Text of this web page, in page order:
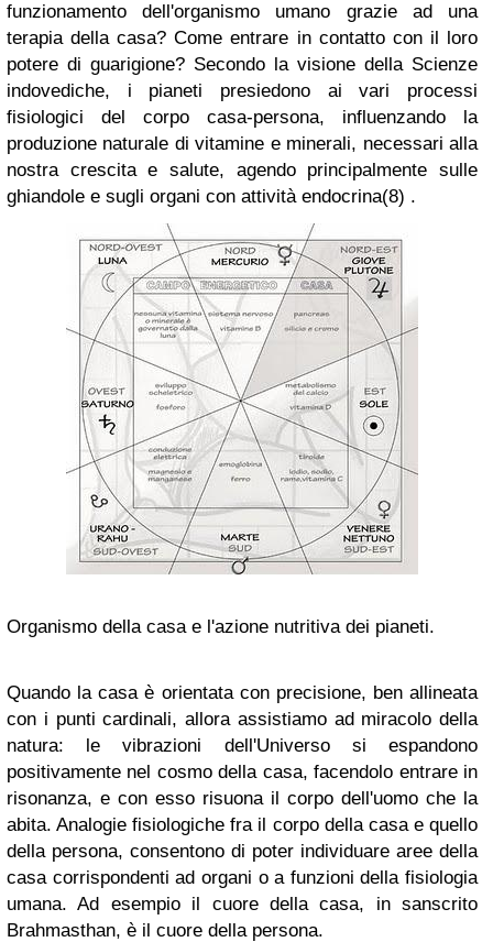
funzionamento dell'organismo umano grazie ad una
terapia della casa? Come entrare in contatto con il loro
potere di guarigione? Secondo la visione della Scienze
indovediche, i pianeti presiedono ai vari processi
fisiologici del corpo casa-persona, influenzando la
produzione naturale di vitamine e minerali, necessari alla
nostra crescita e salute, agendo principalmente sulle
ghiandole e sugli organi con attività endocrina(8) .
Organismo della casa e l'azione nutritiva dei pianeti.
Quando la casa è orientata con precisione, ben allineata
con i punti cardinali, allora assistiamo ad miracolo della
natura: le vibrazioni dell'Universo si espandono
positivamente nel cosmo della casa, facendolo entrare in
risonanza, e con esso risuona il corpo dell'uomo che la
abita. Analogie fisiologiche fra il corpo della casa e quello
della persona, consentono di poter individuare aree della
casa corrispondenti ad organi o a funzioni della fisiologia
umana. Ad esempio il cuore della casa, in sanscrito
Brahmasthan, è il cuore della persona.